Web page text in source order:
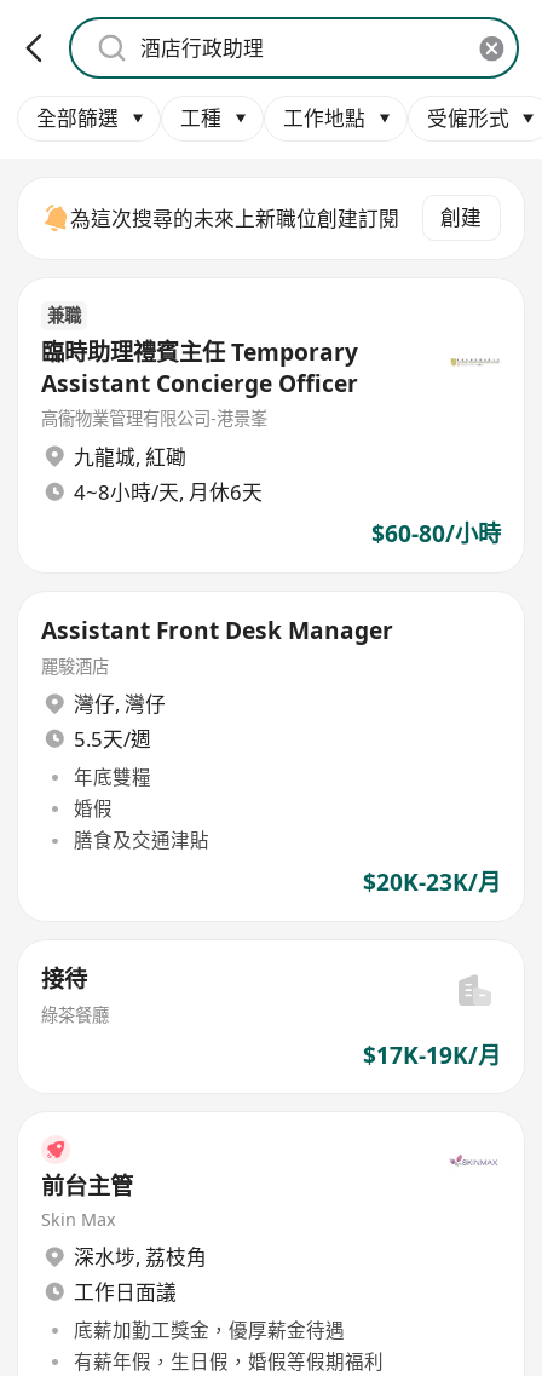
全部篩選 工種 工作地點 受僱形式
為這次搜尋的未來上新職位創建訂閱 創建
兼職
臨時助理禮賓主任 Temporary
Assistant Concierge Officer
高衞物業管理有限公司-港景峯
九龍城, 紅磡
4~8小時/天, 月休6天
$60-80/小時
Assistant Front Desk Manager
麗駿酒店
灣仔, 灣仔
5.5天/週
年底雙糧
婚假
膳食及交通津貼
$20K-23K/月
接待
綠茶餐廳
$17K-19K/月
前台主管
Skin Max
深水埗, 荔枝角
工作日面議
底薪加勤工獎金，優厚薪金待遇
有薪年假，生日假，婚假等假期福利